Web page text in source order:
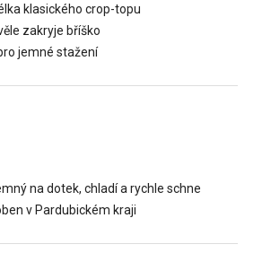
klasického crop-topu
zakryje bříško
jemné stažení
na dotek, chladí a rychle schne
v Pardubickém kraji